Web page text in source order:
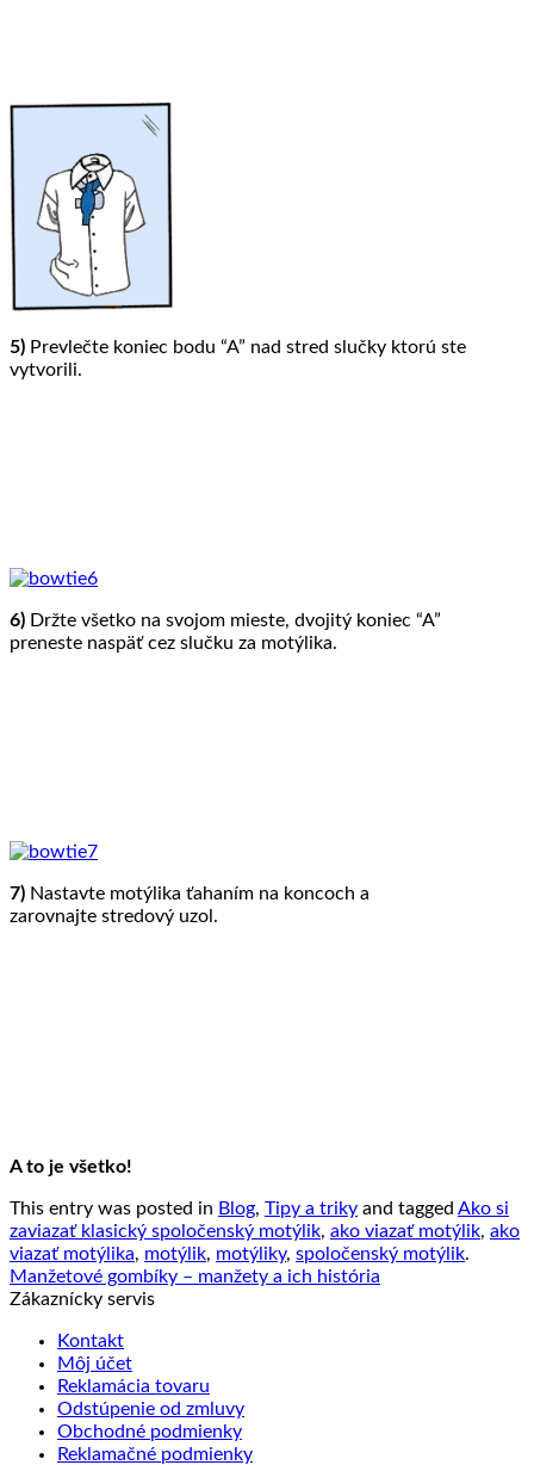
5) Prevlečte koniec bodu “A” nad stred slučky ktorú ste
vytvorili.
6) Držte všetko na svojom mieste, dvojitý koniec “A”
preneste naspäť cez slučku za motýlika.
7) Nastavte motýlika ťahaním na koncoch a
zarovnajte stredový uzol.
A to je všetko!
This entry was posted in Blog, Tipy a triky and tagged Ako si
zaviazať klasický spoločenský motýlik, ako viazať motýlik, ako
viazať motýlika, motýlik, motýliky, spoločenský motýlik.
Manžetové gombíky – manžety a ich história
Zákaznícky servis
Kontakt
Môj účet
Reklamácia tovaru
Odstúpenie od zmluvy
Obchodné podmienky
Reklamačné podmienky